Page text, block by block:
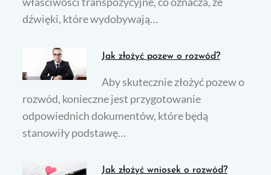
dźwięki, które wydobywają…
Jak złożyć pozew o rozwód?
Aby skutecznie złożyć pozew o
rozwód, konieczne jest przygotowanie
odpowiednich dokumentów, które będą
stanowiły podstawę…
Jak złożyć wniosek o rozwód?